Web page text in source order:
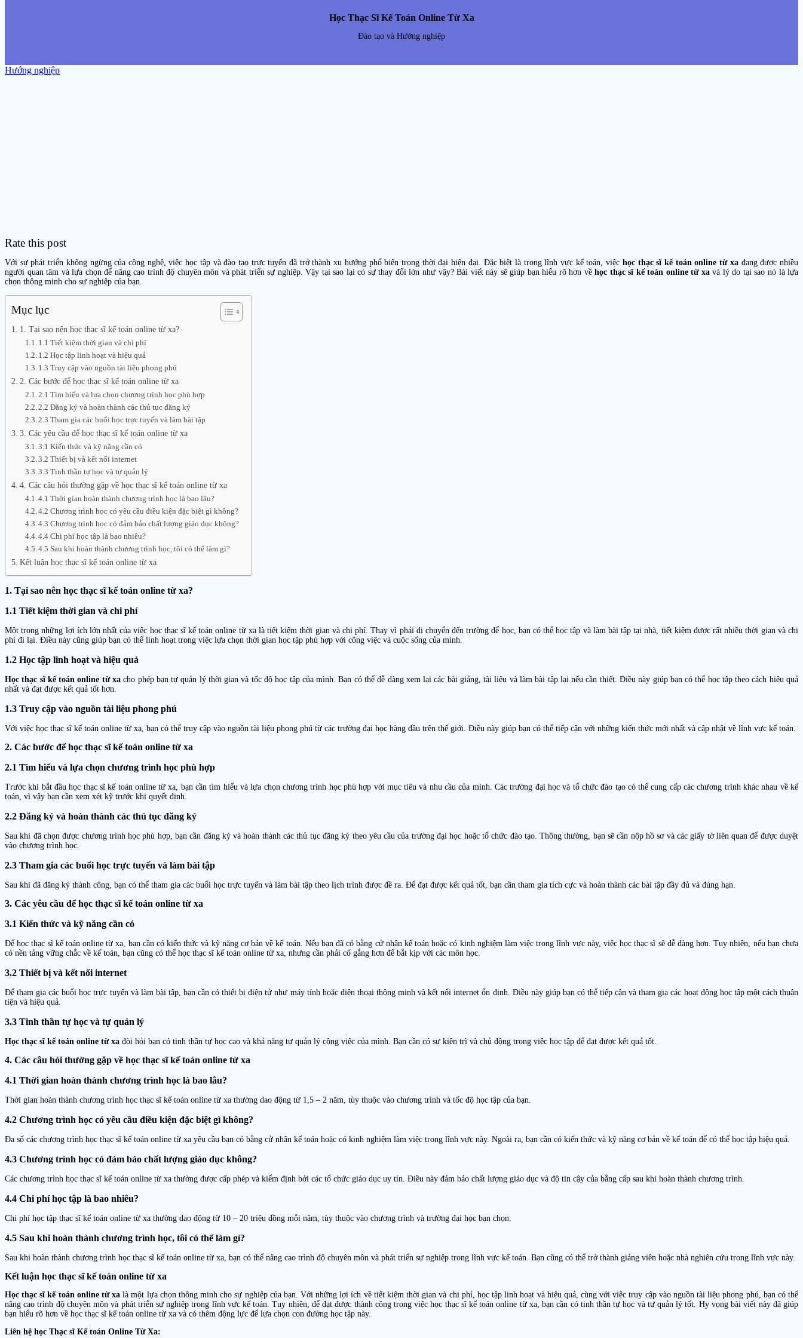
Học Thạc Sĩ Kế Toán Online Từ Xa
Đào tạo và Hướng nghiệp
Hướng nghiệp
Rate this post
Với sự phát triển không ngừng của công nghệ, việc học tập và đào tạo trực tuyến đã trở thành xu hướng phổ biến trong thời đại hiện đại. Đặc biệt là trong lĩnh vực kế toán, việc học thạc sĩ kế toán online từ xađang được nhiều
người quan tâm và lựa chọn để nâng cao trình độ chuyên môn và phát triển sự nghiệp. Vậy tại sao lại có sự thay đổi lớn như vậy? Bài viết này sẽ giúp bạn hiểu rõ hơn vềhọc thạc sĩ kế toán online từ xavà lý do tại sao nó là lựa
chọn thông minh cho sự nghiệp của bạn.
Mục lục
1. Tại sao nên học thạc sĩ kế toán online từ xa?
1.1 Tiết kiệm thời gian và chi phí
1.2 Học tập linh hoạt và hiệu quả
1.3 Truy cập vào nguồn tài liệu phong phú
2. Các bước để học thạc sĩ kế toán online từ xa
2.1 Tìm hiểu và lựa chọn chương trình học phù hợp
2.2 Đăng ký và hoàn thành các thủ tục đăng ký
2.3 Tham gia các buổi học trực tuyến và làm bài tập
3. Các yêu cầu để học thạc sĩ kế toán online từ xa
3.1 Kiến thức và kỹ năng cần có
3.2 Thiết bị và kết nối internet
3.3 Tinh thần tự học và tự quản lý
4. Các câu hỏi thường gặp về học thạc sĩ kế toán online từ xa
4.1 Thời gian hoàn thành chương trình học là bao lâu?
4.2 Chương trình học có yêu cầu điều kiện đặc biệt gì không?
4.3 Chương trình học có đảm bảo chất lượng giáo dục không?
4.4 Chi phí học tập là bao nhiêu?
4.5 Sau khi hoàn thành chương trình học, tôi có thể làm gì?
Kết luận học thạc sĩ kế toán online từ xa
1. Tại sao nên học thạc sĩ kế toán online từ xa?
1.1 Tiết kiệm thời gian và chi phí
Một trong những lợi ích lớn nhất của việc học thạc sĩ kế toán online từ xa là tiết kiệm thời gian và chi phí. Thay vì phải di chuyển đến trường để học, bạn có thể học tập và làm bài tập tại nhà, tiết kiệm được rất nhiều thời gian và chi
phí đi lại. Điều này cũng giúp bạn có thể linh hoạt trong việc lựa chọn thời gian học tập phù hợp với công việc và cuộc sống của mình.
1.2 Học tập linh hoạt và hiệu quả
Học thạc sĩ kế toán online từ xacho phép bạn tự quản lý thời gian và tốc độ học tập của mình. Bạn có thể dễ dàng xem lại các bài giảng, tài liệu và làm bài tập lại nếu cần thiết. Điều này giúp bạn có thể học tập theo cách hiệu quả
nhất và đạt được kết quả tốt hơn.
1.3 Truy cập vào nguồn tài liệu phong phú
Với việc học thạc sĩ kế toán online từ xa, bạn có thể truy cập vào nguồn tài liệu phong phú từ các trường đại học hàng đầu trên thế giới. Điều này giúp bạn có thể tiếp cận với những kiến thức mới nhất và cập nhật về lĩnh vực kế toán.
2. Các bước để học thạc sĩ kế toán online từ xa
2.1 Tìm hiểu và lựa chọn chương trình học phù hợp
Trước khi bắt đầu học thạc sĩ kế toán online từ xa, bạn cần tìm hiểu và lựa chọn chương trình học phù hợp với mục tiêu và nhu cầu của mình. Các trường đại học và tổ chức đào tạo có thể cung cấp các chương trình khác nhau về kế
toán, vì vậy bạn cần xem xét kỹ trước khi quyết định.
2.2 Đăng ký và hoàn thành các thủ tục đăng ký
Sau khi đã chọn được chương trình học phù hợp, bạn cần đăng ký và hoàn thành các thủ tục đăng ký theo yêu cầu của trường đại học hoặc tổ chức đào tạo. Thông thường, bạn sẽ cần nộp hồ sơ và các giấy tờ liên quan để được duyệt
vào chương trình học.
2.3 Tham gia các buổi học trực tuyến và làm bài tập
Sau khi đã đăng ký thành công, bạn có thể tham gia các buổi học trực tuyến và làm bài tập theo lịch trình được đề ra. Để đạt được kết quả tốt, bạn cần tham gia tích cực và hoàn thành các bài tập đầy đủ và đúng hạn.
3. Các yêu cầu để học thạc sĩ kế toán online từ xa
3.1 Kiến thức và kỹ năng cần có
Để học thạc sĩ kế toán online từ xa, bạn cần có kiến thức và kỹ năng cơ bản về kế toán. Nếu bạn đã có bằng cử nhân kế toán hoặc có kinh nghiệm làm việc trong lĩnh vực này, việc học thạc sĩ sẽ dễ dàng hơn. Tuy nhiên, nếu bạn chưa
có nền tảng vững chắc về kế toán, bạn cũng có thể học thạc sĩ kế toán online từ xa, nhưng cần phải cố gắng hơn để bắt kịp với các môn học.
3.2 Thiết bị và kết nối internet
Để tham gia các buổi học trực tuyến và làm bài tập, bạn cần có thiết bị điện tử như máy tính hoặc điện thoại thông minh và kết nối internet ổn định. Điều này giúp bạn có thể tiếp cận và tham gia các hoạt động học tập một cách thuận
tiện và hiệu quả.
3.3 Tinh thần tự học và tự quản lý
Học thạc sĩ kế toán online từ xa đòi hỏi bạn có tinh thần tự học cao và khả năng tự quản lý công việc của mình. Bạn cần có sự kiên trì và chủ động trong việc học tập để đạt được kết quả tốt.
4. Các câu hỏi thường gặp về học thạc sĩ kế toán online từ xa
4.1 Thời gian hoàn thành chương trình học là bao lâu?
Thời gian hoàn thành chương trình học thạc sĩ kế toán online từ xa thường dao động từ 1,5 – 2 năm, tùy thuộc vào chương trình và tốc độ học tập của bạn.
4.2 Chương trình học có yêu cầu điều kiện đặc biệt gì không?
Đa số các chương trình học thạc sĩ kế toán online từ xa yêu cầu bạn có bằng cử nhân kế toán hoặc có kinh nghiệm làm việc trong lĩnh vực này. Ngoài ra, bạn cần có kiến thức và kỹ năng cơ bản về kế toán để có thể học tập hiệu quả.
4.3 Chương trình học có đảm bảo chất lượng giáo dục không?
Các chương trình học thạc sĩ kế toán online từ xa thường được cấp phép và kiểm định bởi các tổ chức giáo dục uy tín. Điều này đảm bảo chất lượng giáo dục và độ tin cậy của bằng cấp sau khi hoàn thành chương trình.
4.4 Chi phí học tập là bao nhiêu?
Chi phí học tập thạc sĩ kế toán online từ xa thường dao động từ 10 – 20 triệu đồng mỗi năm, tùy thuộc vào chương trình và trường đại học bạn chọn.
4.5 Sau khi hoàn thành chương trình học, tôi có thể làm gì?
Sau khi hoàn thành chương trình học thạc sĩ kế toán online từ xa, bạn có thể nâng cao trình độ chuyên môn và phát triển sự nghiệp trong lĩnh vực kế toán. Bạn cũng có thể trở thành giảng viên hoặc nhà nghiên cứu trong lĩnh vực này.
Kết luận học thạc sĩ kế toán online từ xa
Học thạc sĩ kế toán online từ xa là một lựa chọn thông minh cho sự nghiệp của bạn. Với những lợi ích về tiết kiệm thời gian và chi phí, học tập linh hoạt và hiệu quả, cùng với việc truy cập vào nguồn tài liệu phong phú, bạn có thể
nâng cao trình độ chuyên môn và phát triển sự nghiệp trong lĩnh vực kế toán. Tuy nhiên, để đạt được thành công trong việc học thạc sĩ kế toán online từ xa, bạn cần có tinh thần tự học và tự quản lý tốt. Hy vọng bài viết này đã giúp
bạn hiểu rõ hơn về học thạc sĩ kế toán online từ xa và có thêm động lực để lựa chọn con đường học tập này.
Liên hệ học Thạc sĩ Kế toán Online Từ Xa: